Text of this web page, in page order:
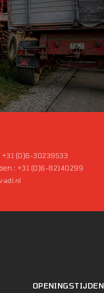
+31 (0)6-30239533
: +31 (0)6-82140299
OPENINGSTIJDEN